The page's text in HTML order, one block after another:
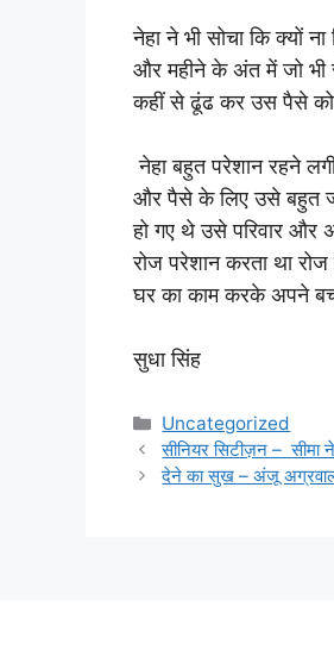
नेहा ने भी सोचा कि क्यों
और महीने के अंत में जो भी
कहीं से ढूंढ कर उस पैसे
नेहा बहुत परेशान रहने
और पैसे के लिए उसे बहुत
हो गए थे उसे परिवार और
रोज परेशान करता था
घर का काम करके अपने
सुधा सिंह
Categories
Uncategorized
सीनियर सिटीज़न – सीमा
देने का सुख – अंजू अग्रवाल